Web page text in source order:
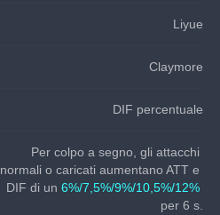
Liyue
Claymore
DIF percentuale
Per colpo a segno, gli attacchi
normali o caricati aumentano ATT e
DIF di un 6%/7,5%/9%/10,5%/12%
per 6 s.